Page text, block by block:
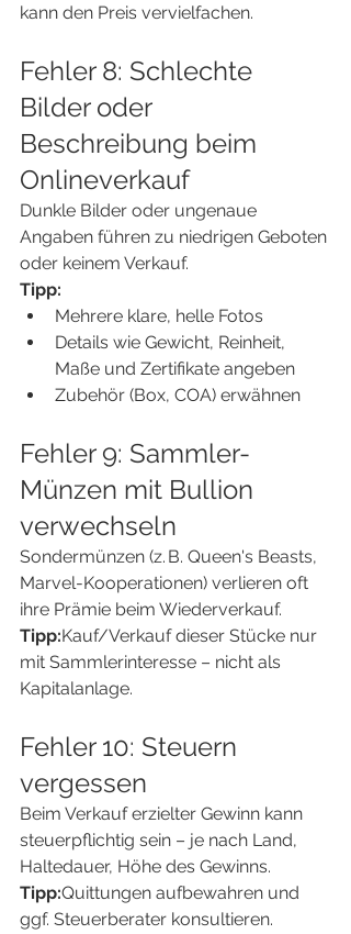
kann den Preis vervielfachen.
Fehler 8: Schlechte
Bilder oder
Beschreibung beim
Onlineverkauf
Dunkle Bilder oder ungenaue
Angaben führen zu niedrigen Geboten
oder keinem Verkauf.
Tipp:
Mehrere klare, helle Fotos
Details wie Gewicht, Reinheit,
Maße und Zertifikate angeben
Zubehör (Box, COA) erwähnen
Fehler 9: Sammler-
Münzen mit Bullion
verwechseln
Sondermünzen (z. B. Queen's Beasts,
Marvel-Kooperationen) verlieren oft
ihre Prämie beim Wiederverkauf.
Tipp:Kauf/Verkauf dieser Stücke nur
mit Sammlerinteresse – nicht als
Kapitalanlage.
Fehler 10: Steuern
vergessen
Beim Verkauf erzielter Gewinn kann
steuerpflichtig sein – je nach Land,
Haltedauer, Höhe des Gewinns.
Tipp:Quittungen aufbewahren und
ggf. Steuerberater konsultieren.